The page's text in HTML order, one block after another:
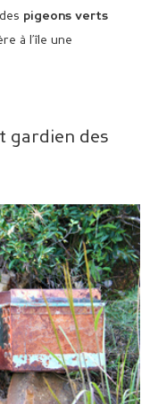
pigeons verts
à l’île une
gardien des